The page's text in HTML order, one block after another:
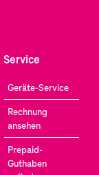
Service
Geräte-Service
Rechnung
ansehen
Prepaid-
Guthaben